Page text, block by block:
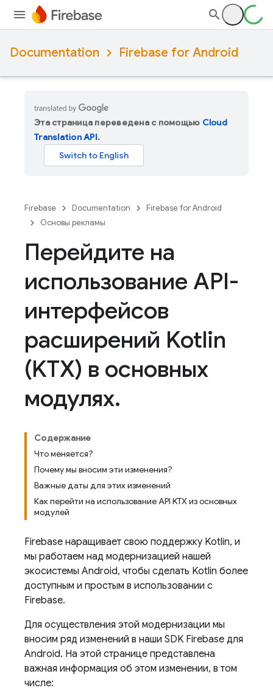
Documentation Firebase for Android
Эта страница переведена с помощью Cloud
Translation API.
Firebase Documentation
Firebase for Android
Основы рекламы
Перейдите на
использование API-
интерфейсов
расширений Kotlin
(KTX) в основных
модулях.
Содержание
Что меняется?
Почему мы вносим эти изменения?
Важные даты для этих изменений
Как перейти на использование API KTX из основных
модулей
Firebase наращивает свою поддержку Kotlin, и
мы работаем над модернизацией нашей
экосистемы Android, чтобы сделать Kotlin более
доступным и простым в использовании с
Firebase.
Для осуществления этой модернизации мы
вносим ряд изменений в наши SDK Firebase для
Android. На этой странице представлена ​​
важная информация об этом изменении, в том
числе: